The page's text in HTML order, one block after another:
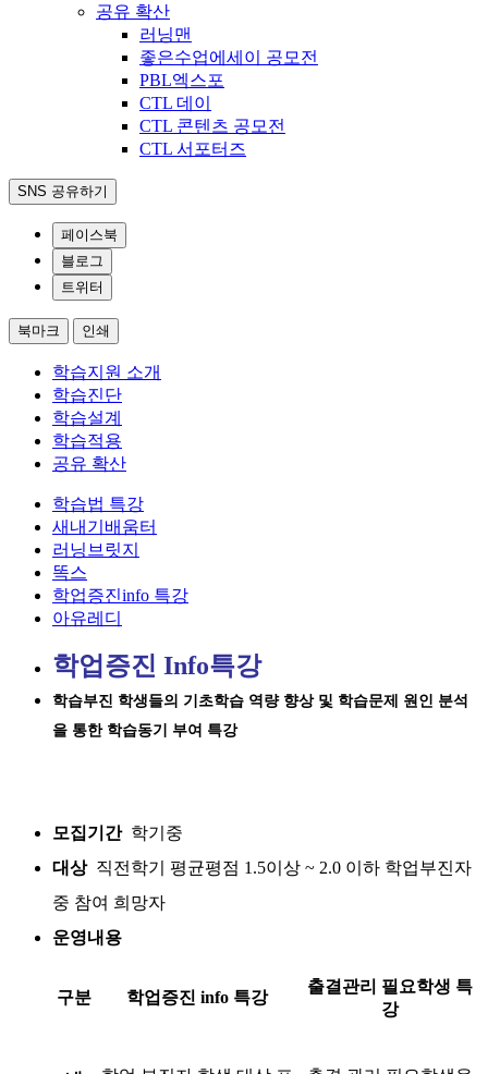
공유 확산
러닝맨
좋은수업에세이 공모전
PBL엑스포
CTL 데이
CTL 콘텐츠 공모전
CTL 서포터즈
SNS 공유하기
페이스북
블로그
트위터
북마크 인쇄
학습지원 소개
학습진단
학습설계
학습적용
공유 확산
학습법 특강
새내기배움터
러닝브릿지
똑스
학업증진info 특강
아유레디
학업증진 Info특강
학습부진 학생들의 기초학습 역량 향상 및 학습문제 원인 분석
을 통한 학습동기 부여 특강
모집기간 학기중
대상직전학기 평균평점 1.5이상 ~ 2.0 이하 학업부진자
중 참여 희망자
운영내용
구분 학업증진 info 특강
출결관리 필요학생 특
강